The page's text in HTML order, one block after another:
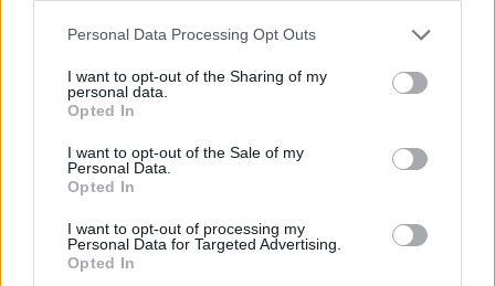
Please note that this website/app uses one or more Google
not limited to your visit or usage behaviour. You may click to
grant or deny consent to Google and its third-party tags to
use your data for below specified purposes in below Google
consent section.
Personal Data Processing Opt Outs
I want to opt-out of the Sharing of my
personal data.
Opted In
I want to opt-out of the Sale of my
Personal Data.
Opted In
I want to opt-out of processing my
Personal Data for Targeted Advertising.
Opted In
hogy 1997-ben, a Sundance Filmfesztiválon
megerőszakolta.
A vádja lavinát indított el, és ráirányította a figyelmet a
Hollywoodban elterjedt sze.xuális visszaélésekre. Később
azt mondta, hogy sokan „az elsők egyikének” nevezték, aki
megszólalt, ő viszont úgy érzi, ő tényleg az első volt, aki